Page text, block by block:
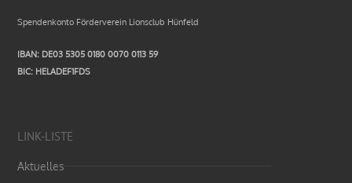
Spendenkonto Förderverein Lionsclub Hünfeld
IBAN: DE03 5305 0180 0070 0113 59
BIC: HELADEF1FDS
LINK-LISTE
Aktuelles